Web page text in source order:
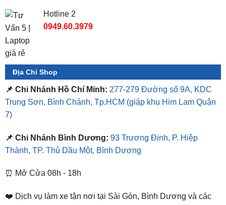
Hotline 2
0949.60.3979
Địa Chỉ Shop
📌 Chi Nhánh Hồ Chí Minh: 277-279 Đường số 9A, KDC
Trung Sơn, Bình Chánh, Tp.HCM (giáp khu Him Lam Quận
7)
📌 Chi Nhánh Bình Dương: 93 Trương Định, P. Hiệp
Thành, TP. Thủ Dầu Một, Bình Dương
⏰ Mở Cửa 08h - 18h
❤️ Dịch vụ làm xe tận nơi tại Sài Gòn, Bình Dương và các